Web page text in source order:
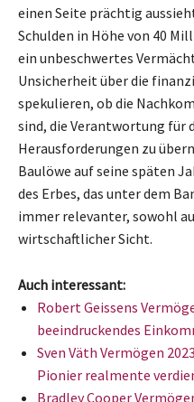
einen Seite prächtig
Schulden in Höhe von 40
ein unbeschwertes
Unsicherheit über die
spekulieren, ob die
sind, die Verantwortung für
Herausforderungen zu
Baulöwe auf seine späten
des Erbes, das unter dem
immer relevanter, sowohl
wirtschaftlicher Sicht.
Auch interessant:
Robert Geissens
beeindruckendes
Sven Väth Vermögen
Pionier realmente
Bradley Cooper